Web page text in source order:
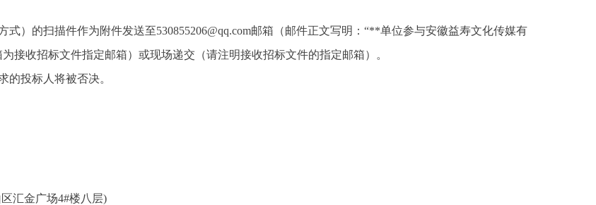
式）的扫描件作为附件发送至530855206@qq.com邮箱（邮件正文写明：“**单位参与安徽益寿文化传媒有
接收招标文件指定邮箱）或现场递交（请注明接收招标文件的指定邮箱）。
的投标人将被否决。
汇金广场4#楼八层)